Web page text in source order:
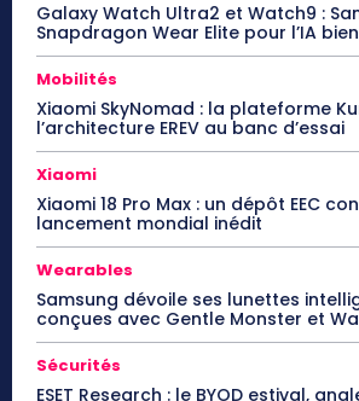
Galaxy Watch Ultra2 et Watch9 :
Snapdragon Wear Elite pour l’IA
Mobilités
Xiaomi SkyNomad : la plateforme
l’architecture EREV au banc d’essai
Xiaomi
Xiaomi 18 Pro Max : un dépôt EEC
lancement mondial inédit
Wearables
Samsung dévoile ses lunettes
conçues avec Gentle Monster et
Sécurités
ESET Research : le BYOD estival,